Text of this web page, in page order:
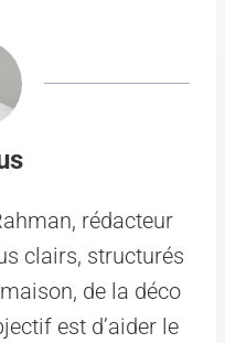
rédacteur
clairs, structurés
de la déco
est d’aider le